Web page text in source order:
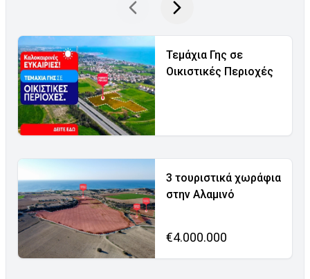
Τεμάχια Γης σε
Οικιστικές Περιοχές
3 τουριστικά χωράφια
στην Αλαμινό
€4.000.000